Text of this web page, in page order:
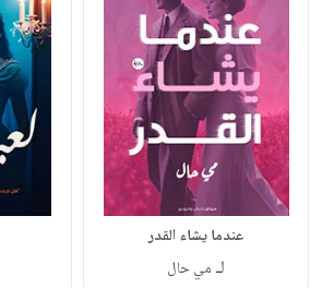
عندما يشاء القدر
لـ مي حال